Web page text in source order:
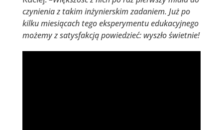
czynienia z takim inżynierskim zadaniem. Już po
kilku miesiącach tego eksperymentu edukacyjnego
możemy z satysfakcją powiedzieć: wyszło świetnie!